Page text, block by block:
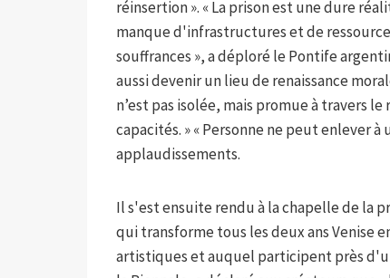
réinsertion ». « La prison est une dure
manque d'infrastructures et de
souffrances », a déploré le Pontife
aussi devenir un lieu de renaissance
n’est pas isolée, mais promue à travers
capacités. » « Personne ne peut enlever
applaudissements.
Il s'est ensuite rendu à la chapelle de la
qui transforme tous les deux ans Venise
artistiques et auquel participent près